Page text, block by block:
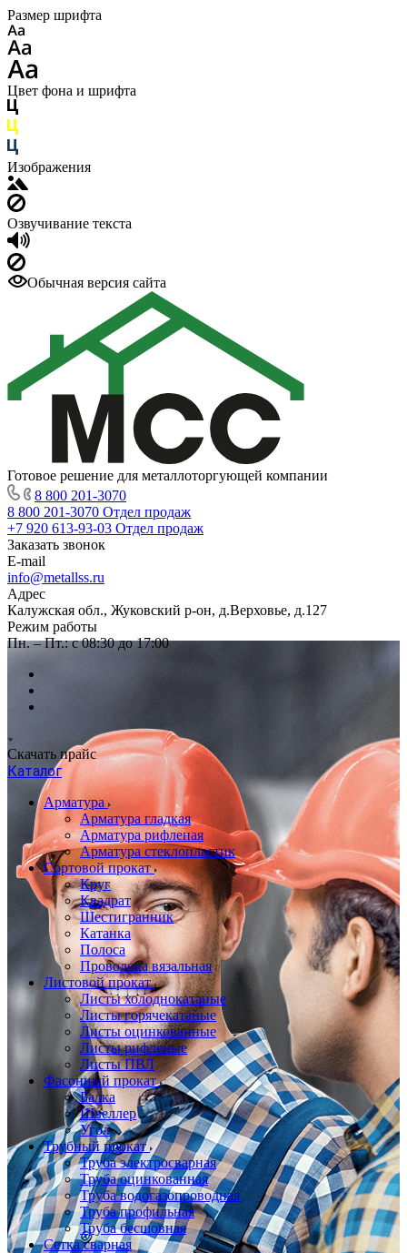
Размер шрифта
Цвет фона и шрифта
Изображения
Озвучивание текста
Обычная версия сайта
Готовое решение для металлоторгующей компании
8 800 201-3070
8 800 201-3070 Отдел продаж
+7 920 613-93-03 Отдел продаж
Заказать звонок
E-mail
info@metallss.ru
Адрес
Калужская обл., Жуковский р-он, д.Верховье, д.127
Режим работы
Пн. – Пт.: с 08:30 до 17:00
Скачать прайс
Каталог
Арматура
Арматура гладкая
Арматура рифленая
Арматура стеклопластик
Сортовой прокат
Круг
Квадрат
Шестигранник
Катанка
Полоса
Проволока вязальная
Листовой прокат
Листы холоднокатаные
Листы горячекатаные
Листы оцинкованные
Листы рифленые
Листы ПВЛ
Фасонный прокат
Балка
Швеллер
Угол
Трубный прокат
Труба электросварная
Труба оцинкованная
Труба водогазопроводная
Труба профильная
Труба бесшовная
Сетка сварная